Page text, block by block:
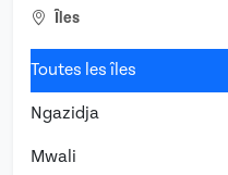
Îles
Toutes les îles
Ngazidja
Mwali